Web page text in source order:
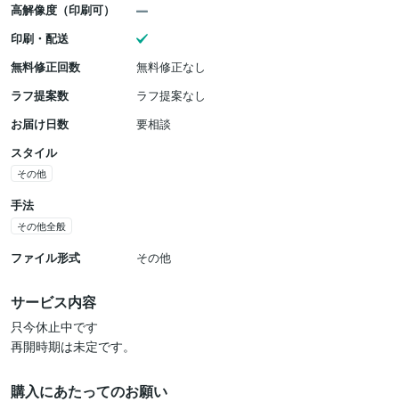
高解像度（印刷可）
印刷・配送
無料修正回数
無料修正なし
ラフ提案数
ラフ提案なし
お届け日数
要相談
スタイル
その他
手法
その他全般
ファイル形式 その他
サービス内容
只今休止中です
再開時期は未定です。
購入にあたってのお願い